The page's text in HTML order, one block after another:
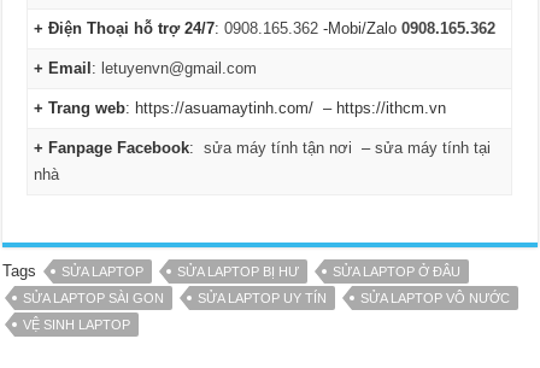
+ Điện Thoại hỗ trợ 24/7:0908.165.362 -Mobi/Zalo0908.165.362
+ Email : letuyenvn@gmail.com
+ Trang web: https://asuamaytinh.com/ – https://ithcm.vn
+ Fanpage Facebook:sửa máy tính tận nơi –sửa máy tính tại
nhà
Tags SỬA LAPTOP SỬA LAPTOP BỊ HƯ
SỬA LAPTOP Ở ĐÂU
SỬA LAPTOP SÀI GON
SỬA LAPTOP UY TÍN
SỬA LAPTOP VÔ NƯỚC
VỆ SINH LAPTOP